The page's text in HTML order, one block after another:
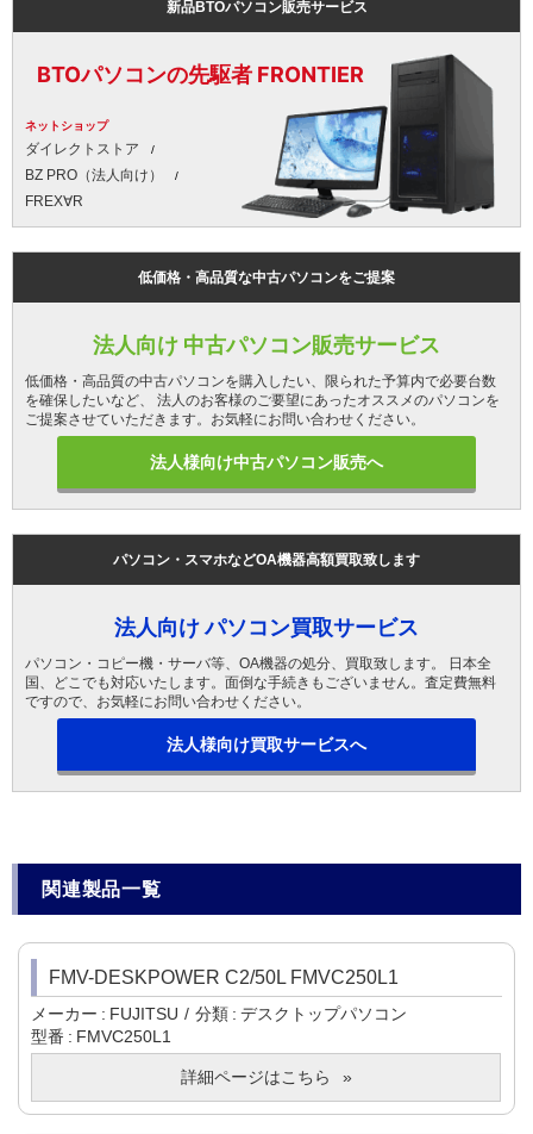
新品BTOパソコン販売サービス
BTOパソコンの先駆者 FRONTIER
ネットショップ
ダイレクトストア
BZ PRO（法人向け）
FREX∀R
低価格・高品質な中古パソコンをご提案
法人向け 中古パソコン販売サービス
低価格・高品質の中古パソコンを購入したい、限られた予算内で必要台数
を確保したいなど、 法人のお客様のご要望にあったオススメのパソコンを
ご提案させていただきます。お気軽にお問い合わせください。
法人様向け中古パソコン販売へ
パソコン・スマホなどOA機器高額買取致します
法人向け パソコン買取サービス
パソコン・コピー機・サーバ等、OA機器の処分、買取致します。 日本全
国、どこでも対応いたします。面倒な手続きもございません。査定費無料
ですので、お気軽にお問い合わせください。
法人様向け買取サービスへ
関連製品一覧
FMV-DESKPOWER C2/50L FMVC250L1
メーカー FUJITSU 分類
デスクトップパソコン
型番
FMVC250L1
詳細ページはこちら